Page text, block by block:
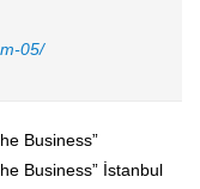
05/
Business”
Business” İstanbul